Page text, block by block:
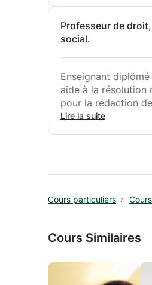
Professeur de
social.
Enseignant
aide à la résolution
pour la rédaction
Travail en
Lire la suite
Cours particuliers
Cours Similaires